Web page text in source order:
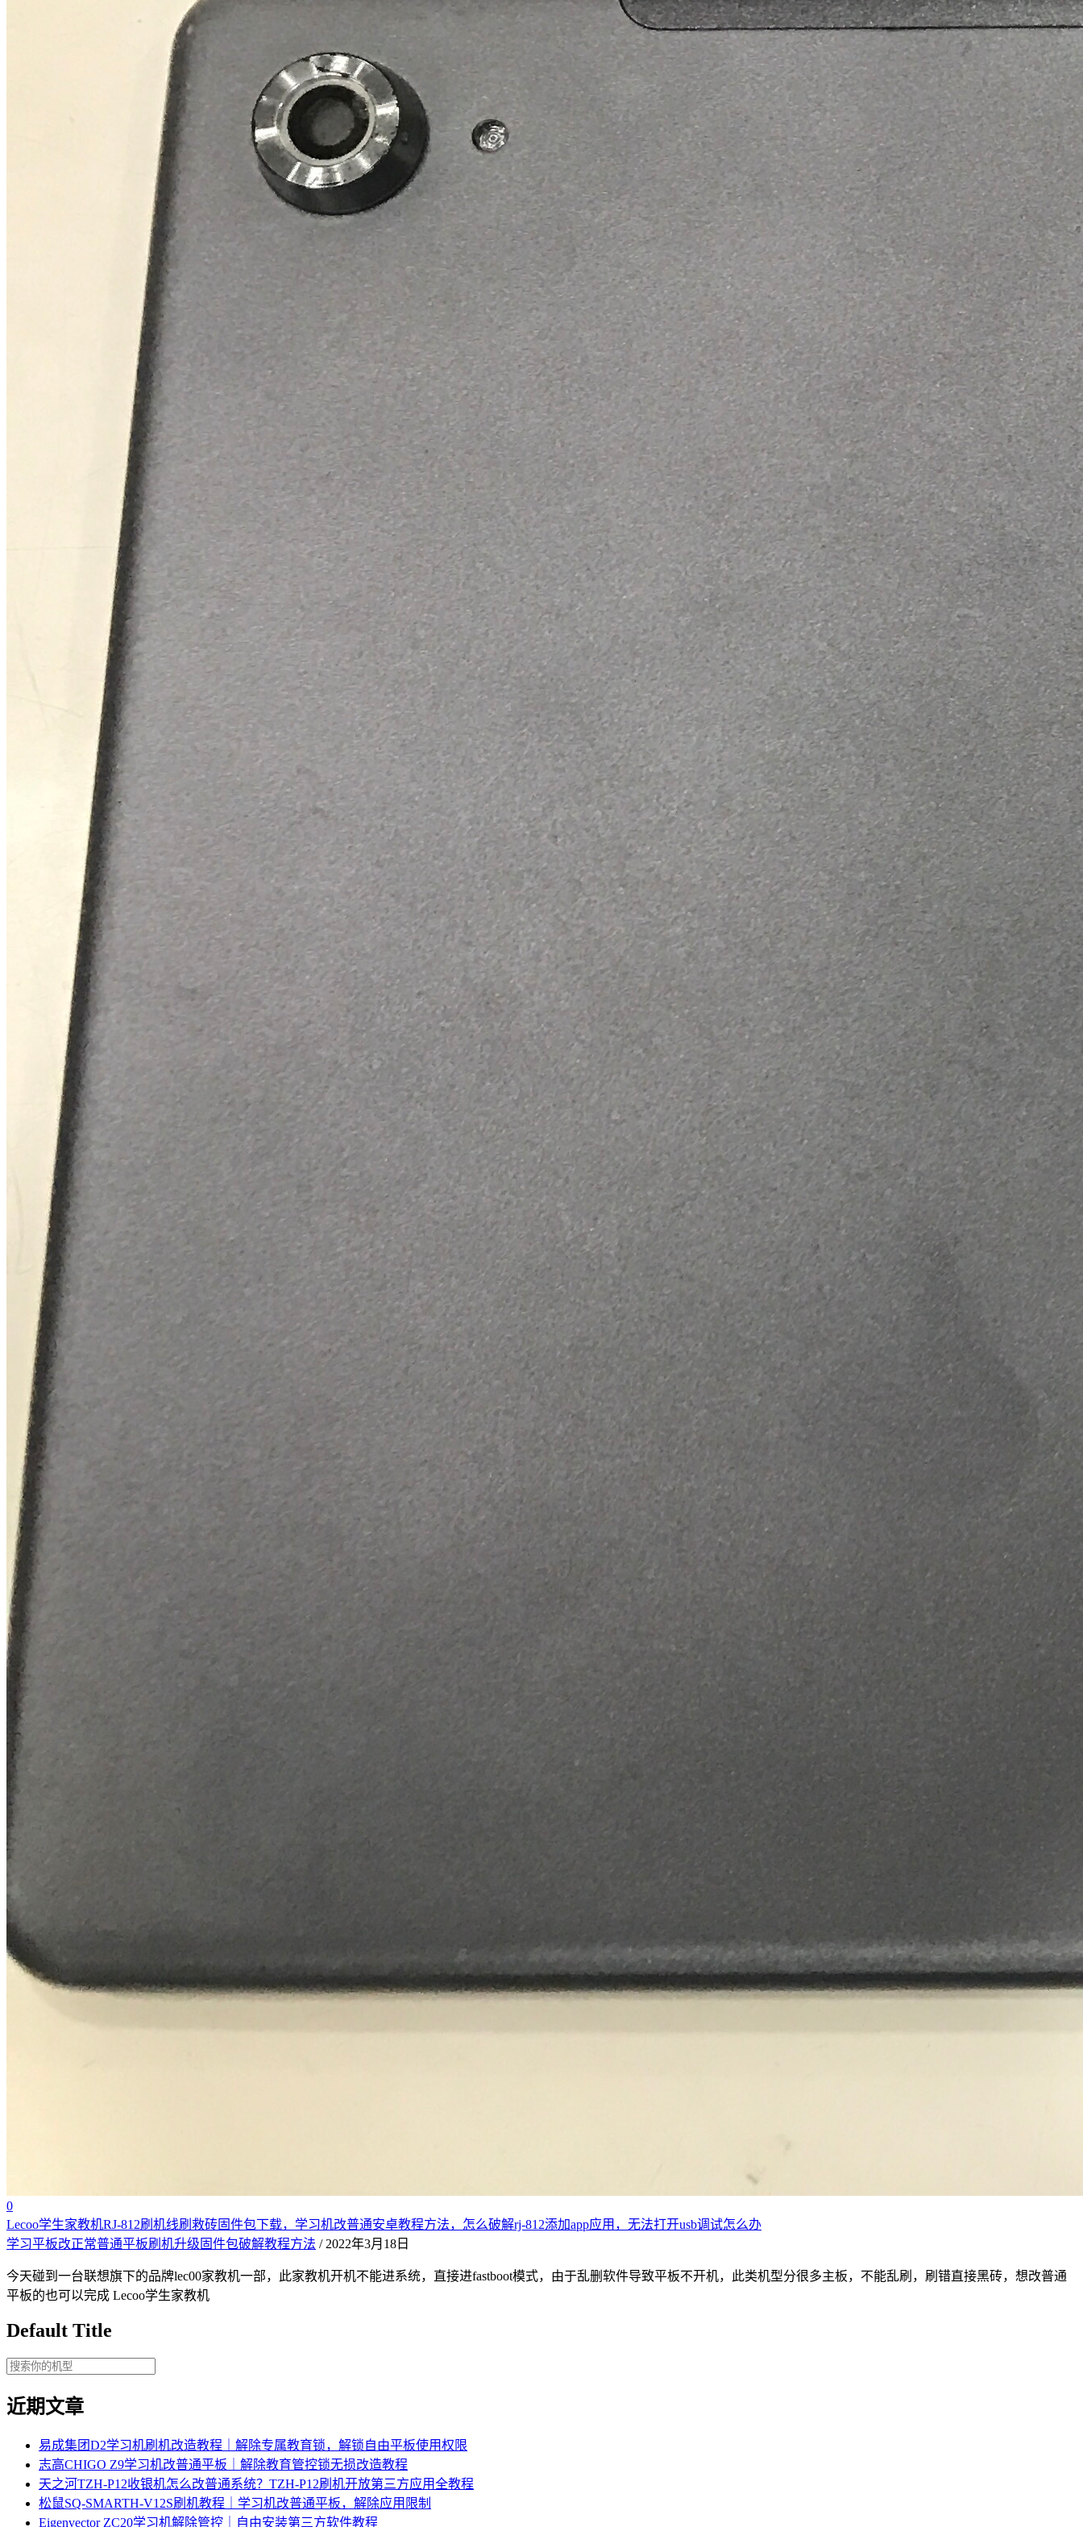
0
Lecoo学生家教机RJ-812刷机线刷救砖固件包下载，学习机改普通安卓教程方法，怎么破解rj-812添加app应用，无法打开usb调试怎么办
学习平板改正常普通平板刷机升级固件包破解教程方法 / 2022年3月18日
今天碰到一台联想旗下的品牌lec00家教机一部，此家教机开机不能进系统，直接进fastboot模式，由于乱删软件导致平板不开机，此类机型分很多主板，不能乱刷，刷错直接黑砖，想改普通
平板的也可以完成 Lecoo学生家教机
Default Title
近期文章
易成集团D2学习机刷机改造教程｜解除专属教育锁，解锁自由平板使用权限
志高CHIGO Z9学习机改普通平板｜解除教育管控锁无损改造教程
天之河TZH-P12收银机怎么改普通系统？TZH-P12刷机开放第三方应用全教程
松鼠SQ-SMARTH-V12S刷机教程｜学习机改普通平板，解除应用限制
Eigenvector ZC20学习机解除管控｜自由安装第三方软件教程